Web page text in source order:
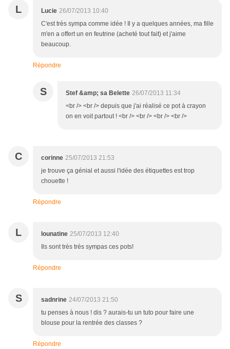
L Lucie 26/07/2013 10:40
C'est très sympa comme idée ! Il y a quelques années, ma fille
m'en a offert un en feutrine (acheté tout fait) et j'aime
beaucoup.
Répondre
S Stef &amp; sa Belette 26/07/2013 11:34
<br /> <br /> depuis que j'ai réalisé ce pot à crayon
on en voit partout ! <br /> <br /> <br /> <br />
C corinne 25/07/2013 21:53
je trouve ça génial et aussi l'idée des étiquettes est trop
chouette !
Répondre
L lounatine 25/07/2013 12:40
Ils sont très très sympas ces pots!
Répondre
S sadnrine 24/07/2013 21:50
tu penses à nous ! dis ? aurais-tu un tuto pour faire une
blouse pour la rentrée des classes ?
Répondre